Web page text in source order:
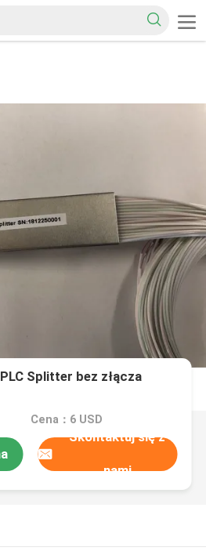
Splitter bez złącza
Cena：6 USD
Skontaktuj się z
nami